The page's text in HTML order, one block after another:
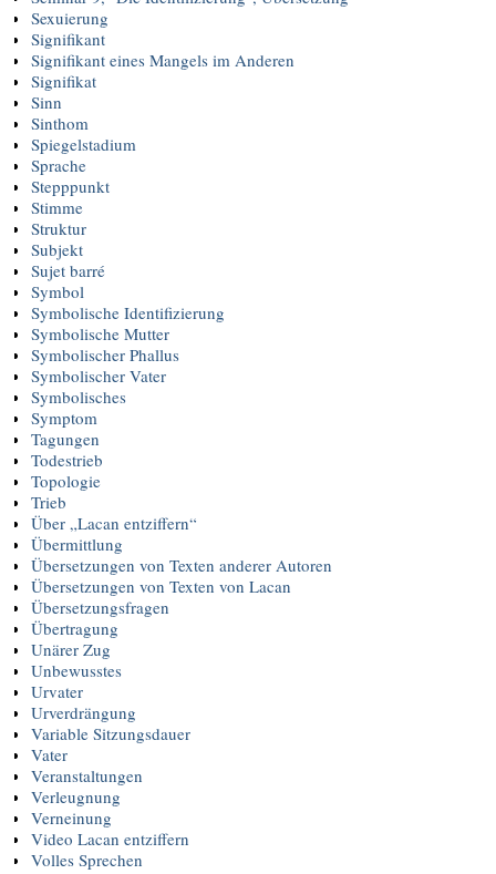
Sexuierung
Signifikant
Signifikant eines Mangels im Anderen
Signifikat
Sinn
Sinthom
Spiegelstadium
Sprache
Stepppunkt
Stimme
Struktur
Subjekt
Sujet barré
Symbol
Symbolische Identifizierung
Symbolische Mutter
Symbolischer Phallus
Symbolischer Vater
Symbolisches
Symptom
Tagungen
Todestrieb
Topologie
Trieb
Über „Lacan entziffern“
Übermittlung
Übersetzungen von Texten anderer Autoren
Übersetzungen von Texten von Lacan
Übersetzungsfragen
Übertragung
Unärer Zug
Unbewusstes
Urvater
Urverdrängung
Variable Sitzungsdauer
Vater
Veranstaltungen
Verleugnung
Verneinung
Video Lacan entziffern
Volles Sprechen